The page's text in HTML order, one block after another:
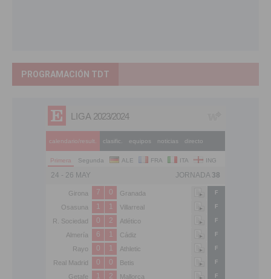
PROGRAMACIÓN TDT